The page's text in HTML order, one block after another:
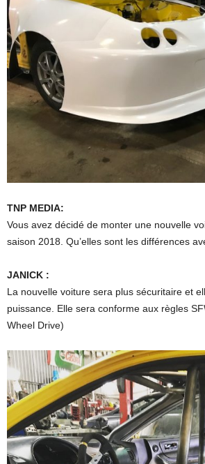
TNP MEDIA:
Vous avez décidé de monter une nouvelle
saison 2018. Qu’elles sont les différences
JANICK :
La nouvelle voiture sera plus sécuritaire et
puissance. Elle sera conforme aux règles
Wheel Drive)